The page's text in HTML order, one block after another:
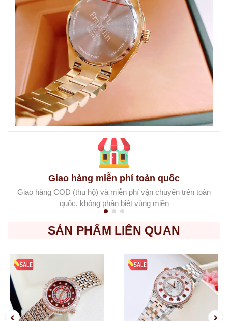
Giao hàng miễn phí toàn quốc
Giao hàng COD (thu hộ) và miễn phí vận chuyển trên toàn
quốc, không phân biệt vùng miền
SẢN PHẨM LIÊN QUAN